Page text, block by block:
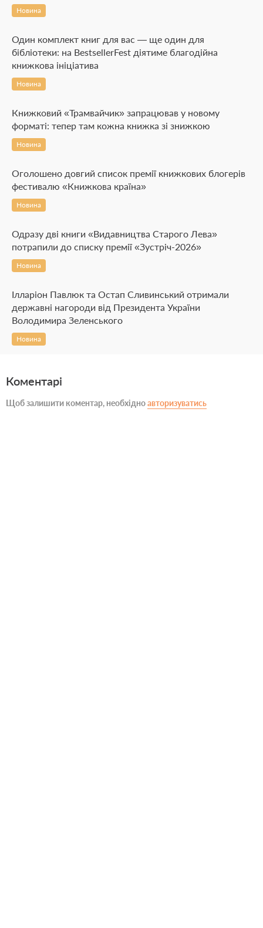
Новина
Один комплект книг для вас — ще один для
бібліотеки: на BestsellerFest діятиме благодійна
книжкова ініціатива
Новина
Книжковий «Трамвайчик» запрацював у новому
форматі: тепер там кожна книжка зі знижкою
Новина
Оголошено довгий список премії книжкових блогерів
фестивалю «Книжкова країна»
Новина
Одразу дві книги «Видавництва Старого Лева»
потрапили до списку премії «Зустріч-2026»
Новина
Ілларіон Павлюк та Остап Сливинський отримали
державні нагороди від Президента України
Володимира Зеленського
Новина
Коментарі
Щоб залишити коментар, необхідноавторизуватись